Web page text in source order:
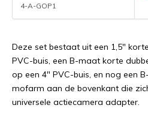
4-A-GOP1
Deze set bestaat uit een 1,5"
PVC-buis, een B-maat korte
op een 4" PVC-buis, en nog een
mofarm aan de bovenkant die
universele actiecamera adapter.